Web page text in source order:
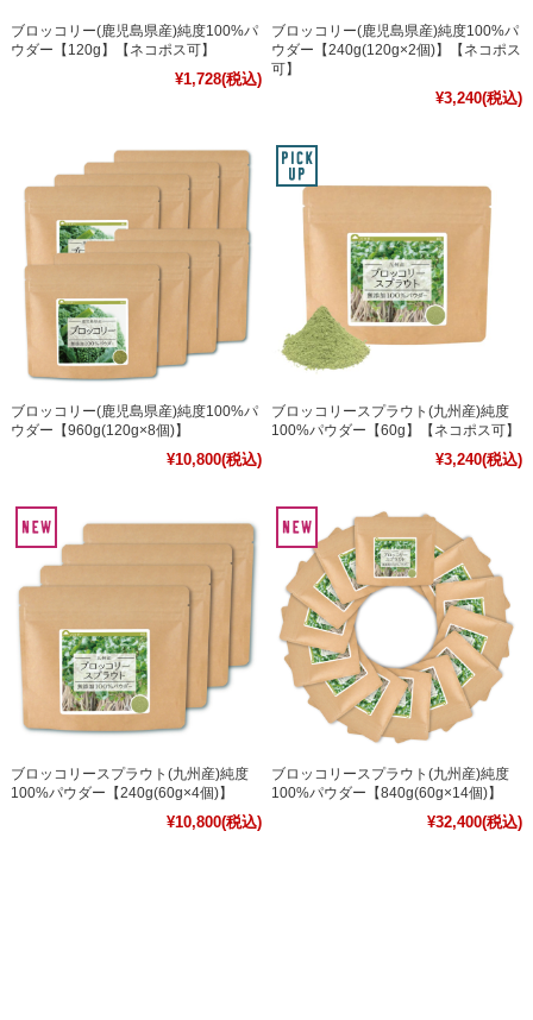
ブロッコリー(鹿児島県産)純度100%パ
ウダー【120g】【ネコポス可】
¥1,728(税込)
ブロッコリー(鹿児島県産)純度100%パ
ウダー【240g(120g×2個)】【ネコポス
可】
¥3,240(税込)
ブロッコリー(鹿児島県産)純度100%パ
ウダー【960g(120g×8個)】
¥10,800(税込)
ブロッコリースプラウト(九州産)純度
100%パウダー【60g】【ネコポス可】
¥3,240(税込)
ブロッコリースプラウト(九州産)純度
100%パウダー【240g(60g×4個)】
¥10,800(税込)
ブロッコリースプラウト(九州産)純度
100%パウダー【840g(60g×14個)】
¥32,400(税込)